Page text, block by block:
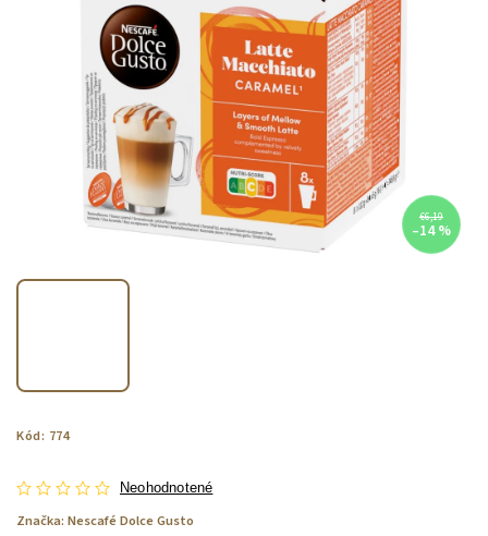
€6,19
–14 %
Kód: 774
Neohodnotené
Značka: Nescafé Dolce Gusto